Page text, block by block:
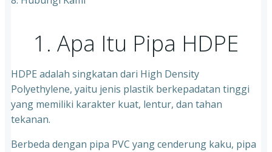
1. Apa Itu Pipa HDPE
HDPE adalah singkatan dari High Density
Polyethylene, yaitu jenis plastik berkepadatan tinggi
yang memiliki karakter kuat, lentur, dan tahan
tekanan.
Berbeda dengan pipa PVC yang cenderung kaku, pipa